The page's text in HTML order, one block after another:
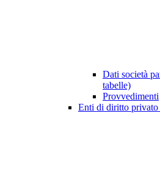
Dati società
tabelle)
Provvedimenti
Enti di diritto privato